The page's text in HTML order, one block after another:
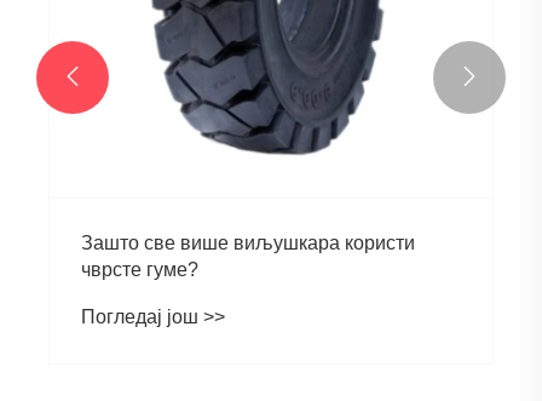
Зашто све више виљушкара користи
чврсте гуме?
Погледај још >>
 